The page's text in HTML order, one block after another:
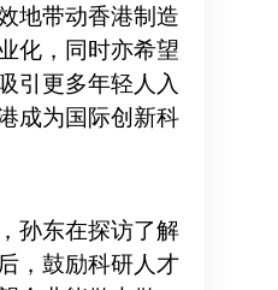
地带动香港制造
化，同时亦希望
引更多年轻人入
成为国际创新科
孙东在探访了解
，鼓励科研人才